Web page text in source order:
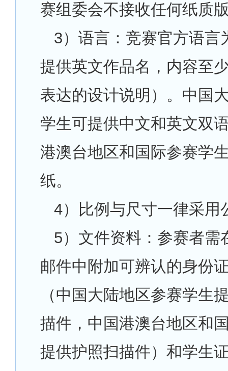
赛组委会不接收任何纸质
3）语言：竞赛官方语言
提供英文作品名，内容至
表达的设计说明）。中国
学生可提供中文和英文双
港澳台地区和国际参赛学
纸。
4）比例与尺寸一律采用
5）文件资料：参赛者需
邮件中附加可辨认的身份
（中国大陆地区参赛学生
描件，中国港澳台地区和
提供护照扫描件）和学生